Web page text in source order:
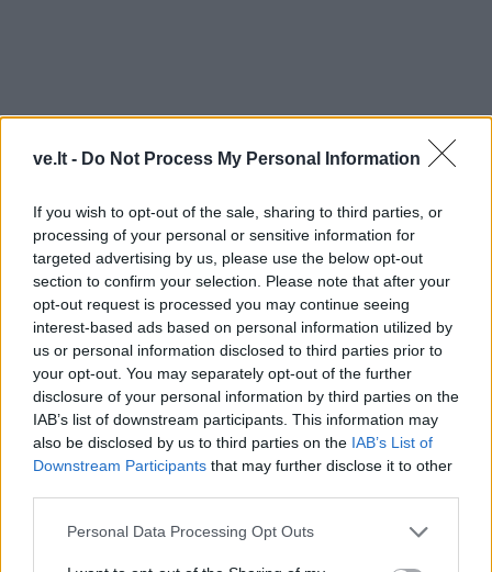
ve.lt - Do Not Process My Personal Information
If you wish to opt-out of the sale, sharing to third parties, or
processing of your personal or sensitive information for
targeted advertising by us, please use the below opt-out
section to confirm your selection. Please note that after your
opt-out request is processed you may continue seeing
interest-based ads based on personal information utilized by
us or personal information disclosed to third parties prior to
your opt-out. You may separately opt-out of the further
disclosure of your personal information by third parties on the
IAB’s list of downstream participants. This information may
also be disclosed by us to third parties on the IAB’s List of
Downstream Participants that may further disclose it to other
Personal Data Processing Opt Outs
Visų buvo paprašyta mankštintis tris ar keturis kartus
per savaitę po 45–60 minučių.
Tyrimo pradžioje ir pabaigoje buvo atlikti tyrimai
magnetinio rezonansu aparatu siekiant išmatuoti
visceralinių riebalų kiekį. Taip pat buvo išmatuotas
dalyvių kūno svoris ir juosmens apimtis.
3,9 procento savo kūno svorio ir 5,7 procento